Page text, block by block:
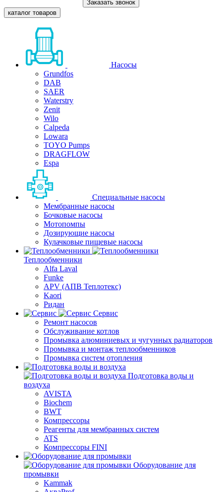
Заказать звонок
каталог товаров
Насосы
Grundfos
DAB
SAER
Waterstry
Zenit
Wilo
Calpeda
Lowara
TOYO Pumps
DRAGFLOW
Espa
Специальные насосы
Мембранные насосы
Бочковые насосы
Мотопомпы
Дозирующие насосы
Кулачковые пищевые насосы
Теплообменники
Alfa Laval
Funke
APV (АПВ Теплотекс)
Kaori
Ридан
Сервис
Ремонт насосов
Обслуживание котлов
Промывка алюминиевых и чугунных радиаторов
Промывка и монтаж теплообменников
Промывка систем отопления
Подготовка воды и
воздуха
AVISTA
Biochem
BWT
Компрессоры
Реагенты для мембранных систем
ATS
Компрессоры FINI
Оборудование для
промывки
Kammak